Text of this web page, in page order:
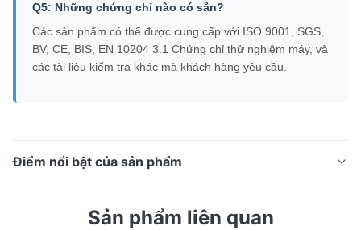
Q5: Những chứng chỉ nào có sẵn?
Các sản phẩm có thể được cung cấp với ISO 9001, SGS,
BV, CE, BIS, EN 10204 3.1 Chứng chỉ thử nghiệm máy, và
các tài liệu kiểm tra khác mà khách hàng yêu cầu.
Điểm nổi bật của sản phẩm
SheetTổng quan sản phẩmCác tấm và tấm thép không
Sản phẩm liên quan